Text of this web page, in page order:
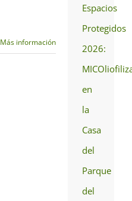
Más información
Espacios
Protegidos
2026:
en
la
Casa
del
Parque
del